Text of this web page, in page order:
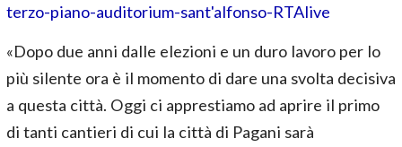
«Dopo due anni dalle elezioni e un duro lavoro per lo
più silente ora è il momento di dare una svolta decisiva
a questa città. Oggi ci apprestiamo ad aprire il primo
di tanti cantieri di cui la città di Pagani sarà